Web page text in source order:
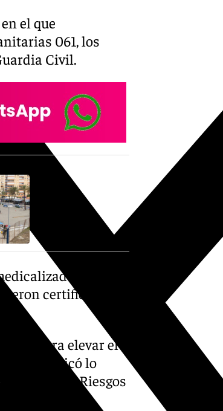
el que
061, los
Civil.
Sin
certificar el
grúa para elevar el
comunicó lo
de Riesgos
para